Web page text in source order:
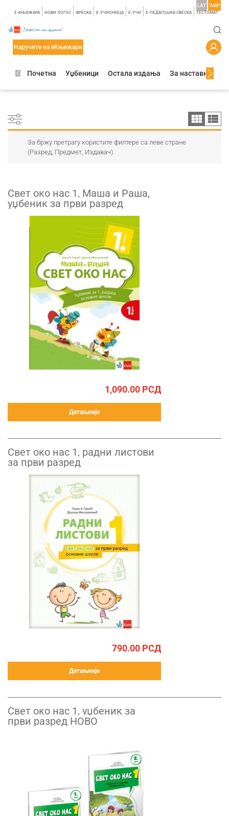
E-КЊИЖАРА НОВИ ЛОГОС ФРЕСКА E-УЧИОНИЦА E-УЧИ Е-ПЕДАГОШКА СВЕСКА TЕСТОМАТ
LAT ЋИР
Наручите на еКњижари
Почетна Уџбеници Остала издања За наставнике
За бржу претрагу користите филтере са леве стране
(Разред, Предмет, Издавач).
Свет око нас 1, Маша и Раша,
уџбеник за први разред
1,090.00 РСД
Детаљније
Свет око нас 1, радни листови
за први разред
790.00 РСД
Детаљније
Свет око нас 1, уџбеник за
први разред НОВО